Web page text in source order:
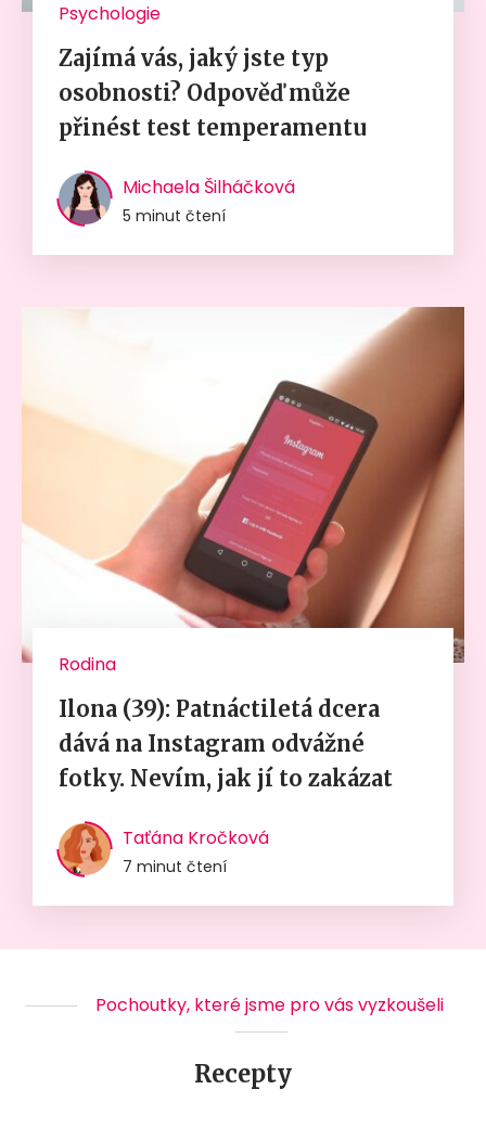
Psychologie
Zajímá vás, jaký jste typ
osobnosti? Odpověď může
přinést test temperamentu
Michaela Šilháčková
5 minut čtení
Rodina
Ilona (39): Patnáctiletá dcera
dává na Instagram odvážné
fotky. Nevím, jak jí to zakázat
Taťána Kročková
7 minut čtení
Pochoutky, které jsme pro vás vyzkoušeli
Recepty